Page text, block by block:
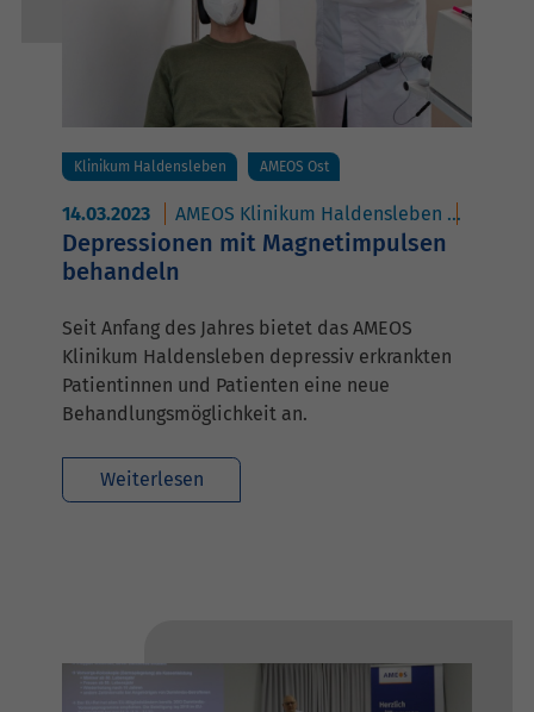
Klinikum Haldensleben AMEOS Ost
14.03.2023 AMEOS Klinikum Haldensleben
Depressionen mit Magnetimpulsen
behandeln
Seit Anfang des Jahres bietet das AMEOS
Klinikum Haldensleben depressiv erkrankten
Patientinnen und Patienten eine neue
Behandlungsmöglichkeit an.
Weiterlesen